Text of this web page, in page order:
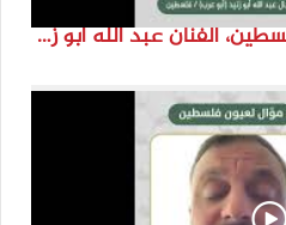
انتماء2021: موال لعيون فلسطين، الفنان عبد الله ابو زنيد، فلسطين